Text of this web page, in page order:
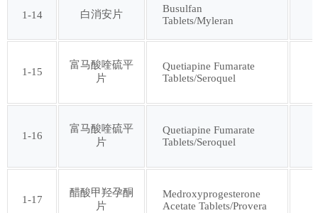
第五十一批 第五十二批
第五十三批 第五十四批
第五十五批 第五十六批
第五十七批 第五十八批
第五十九批 第六十批
1-14 白消安片
Busulfan
Tablets/Myleran
1-15
富马酸喹硫平
片
Quetiapine Fumarate
Tablets/Seroquel
1-16
富马酸喹硫平
片
Quetiapine Fumarate
Tablets/Seroquel
1-17
醋酸甲羟孕酮
片
Medroxyprogesterone
Acetate Tablets/Provera